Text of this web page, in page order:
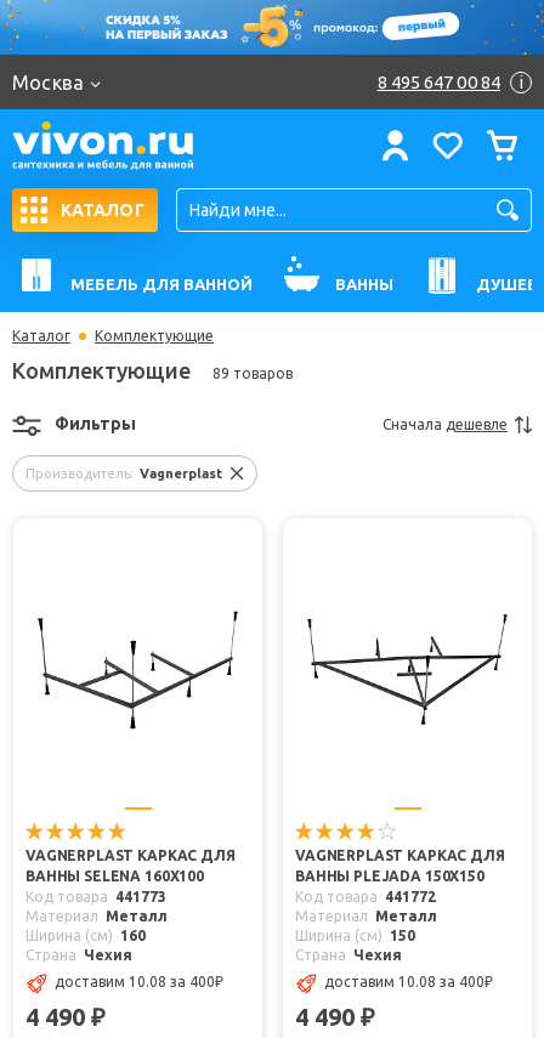
Москва 8 495 647 00 84 i
КАТАЛОГ
МЕБЕЛЬ ДЛЯ ВАННОЙ ВАННЫ
Каталог Комплектующие
Комплектующие 89 товаров
Производитель: Vagnerplast
Фильтры Сначала дешевле
VAGNERPLAST КАРКАС ДЛЯ
ВАННЫ SELENA 160X100
Код товара
441773
Материал
Металл
Ширина (см)
160
Страна
Чехия
доставим 10.08 за 400₽
4 490 ₽
VAGNERPLAST КАРКАС ДЛЯ
ВАННЫ PLEJADA 150X150
Код товара
441772
Материал
Металл
Ширина (см)
150
Страна
Чехия
доставим 10.08 за 400₽
4 490 ₽